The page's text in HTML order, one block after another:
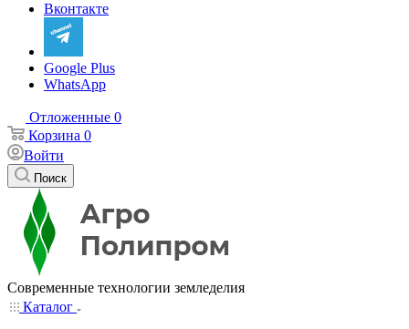
Вконтакте
Google Plus
WhatsApp
Отложенные 0
Корзина 0
Войти
Поиск
Современные технологии земледелия
Каталог